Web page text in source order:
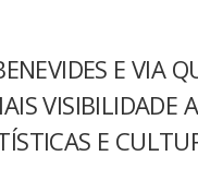
E VIA
VISIBILIDADE
E